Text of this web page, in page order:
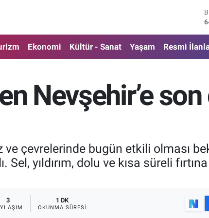
Ekonomi Kültür - Sanat Yaşam Resmi
Nevşehir’e
çevrelerinde bugün etkili olması
Sel, yıldırım, dolu ve kısa süreli
3 1 DK
OKUNMA SÜRESI